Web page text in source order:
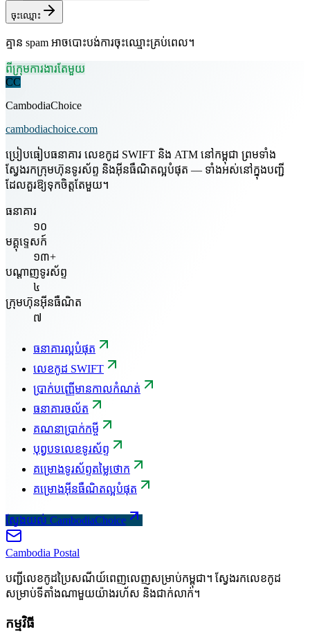
ចុះឈ្មោះ
គ្មាន spam អាចបោះបង់ការចុះឈ្មោះគ្រប់ពេល។
ពីក្រុមការងារតែមួយ
CC
CambodiaChoice
cambodiachoice.com
ប្រៀបធៀបធនាគារ លេខកូដ SWIFT និង ATM នៅកម្ពុជា ព្រមទាំង
ស្វែងរកក្រុមហ៊ុនទូរស័ព្ទ និងអ៊ីនធឺណិតល្អបំផុត — ទាំងអស់នៅក្នុងបញ្ជី
ដែលគួរឱ្យទុកចិត្តតែមួយ។
ធនាគារ
១០
មគ្គុទ្ទេសក៍
១៣+
បណ្តាញទូរស័ព្ទ
៤
ក្រុមហ៊ុនអ៊ីនធឺណិត
៧
ធនាគារល្អបំផុត
លេខកូដ SWIFT
ប្រាក់បញ្ញើមានកាលកំណត់
ធនាគារចល័ត
គណនាប្រាក់កម្ចី
បុព្វបទលេខទូរស័ព្ទ
គម្រោងទូរស័ព្ទតម្លៃថោក
គម្រោងអ៊ីនធឺណិតល្អបំផុត
ស្វែងយល់ CambodiaChoice
Cambodia Postal
បញ្ជីលេខកូដប្រៃសណីយ៍ពេញលេញសម្រាប់កម្ពុជា។ ស្វែងរកលេខកូដ
សម្រាប់ទីតាំងណាមួយយ៉ាងរហ័ស និងជាក់លាក់។
កម្មវិធី